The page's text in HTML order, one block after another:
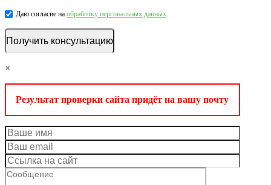
Даю согласие на обработку персональных данных.
×
Результат проверки сайта придёт на вашу почту